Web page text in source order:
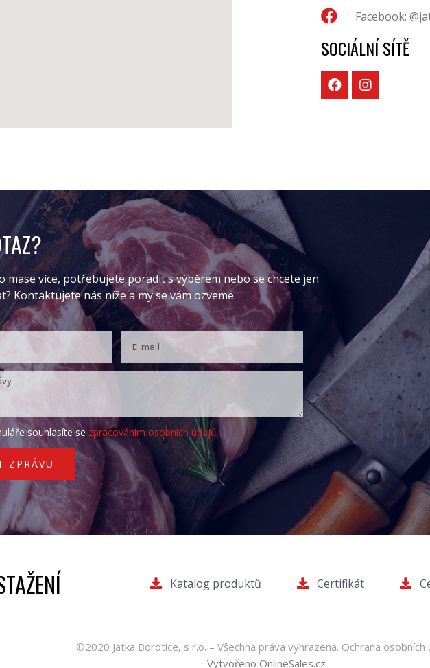
Facebook:
SOCIÁLNÍ SÍTĚ
mase více, potřebujete poradit s výběrem nebo se chcete jen
Kontaktujete nás níže a my se vám ozveme.
souhlasíte se zpracováním osobních údajů.
ZPRÁVU
Katalog produktů Certifikát
©2020 Jatka Borotice, s r.o. – Všechna práva vyhrazena. Ochrana osobních
Vytvořeno OnlineSales.cz